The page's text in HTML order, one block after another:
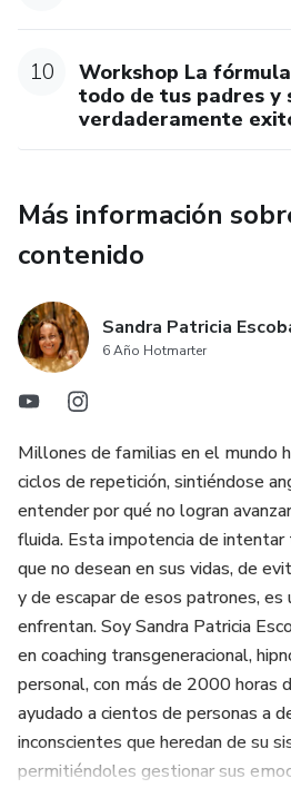
10
Workshop La
todo de tus padres y
verdaderamente
Más información
contenido
Sandra Patricia
6 Año Hotmarter
Millones de familias en el mundo
ciclos de repetición, sintiéndose
entender por qué no logran
fluida. Esta impotencia de intentar
que no desean en sus vidas, de
y de escapar de esos patrones, es
enfrentan. Soy Sandra Patricia
en coaching transgeneracional,
personal, con más de 2000 horas
ayudado a cientos de personas a
inconscientes que heredan de su
permitiéndoles gestionar sus